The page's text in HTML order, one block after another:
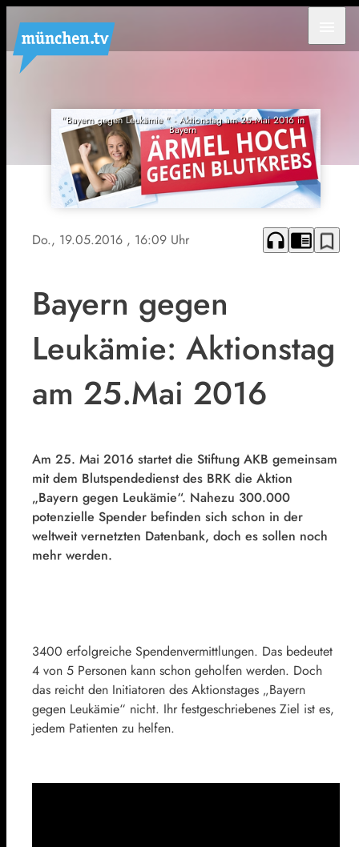
"Bayern gegen Leukämie " - Aktionstag am 25.Mai 2016 in
Bayern
Do., 19.05.2016 , 16:09 Uhr headphones chrome_reader_mode bookmark_border
Bayern gegen
Leukämie: Aktionstag
am 25.Mai 2016
Am 25. Mai 2016 startet die Stiftung AKB gemeinsam
mit dem Blutspendedienst des BRK die Aktion
„Bayern gegen Leukämie“. Nahezu 300.000
potenzielle Spender befinden sich schon in der
weltweit vernetzten Datenbank, doch es sollen noch
mehr werden.
3400 erfolgreiche Spendenvermittlungen. Das bedeutet
4 von 5 Personen kann schon geholfen werden. Doch
das reicht den Initiatoren des Aktionstages „Bayern
gegen Leukämie“ nicht. Ihr festgeschriebenes Ziel ist es,
jedem Patienten zu helfen.